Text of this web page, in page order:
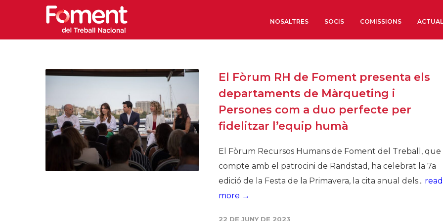
NOSALTRES
Òrgans de Govern
Òrgans Consultius
Estructura Executiva
Econòmics i Socials
Organitzacions
Organitzacions
SOCIS COMISSIONS
El Fòrum RH de Foment presenta els
departaments de Màrqueting i
Persones com a duo perfecte per
fidelitzar l’equip humà
El Fòrum Recursos Humans de Foment del Treball, que
compte amb el patrocini de Randstad, ha celebrat la 7a
edició de la Festa de la Primavera, la cita anual dels... read
more →
22 DE JUNY DE 2023